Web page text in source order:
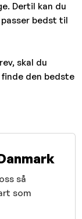
Dertil kan du
bedst til
skal du
den bedste
så
som